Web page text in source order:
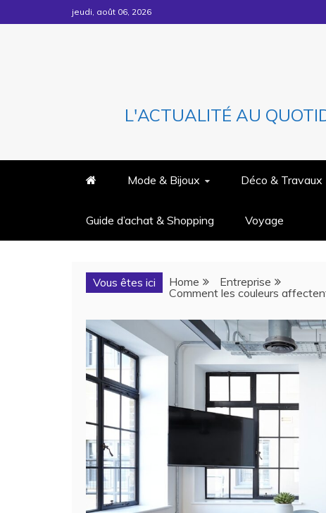
to
jeudi, août 06, 2026
L'ACTUALITÉ AU
Mode & Bijoux Déco & Travaux
Guide d’achat & Shopping Voyage
Vous êtes ici Home
Entreprise
Comment les couleurs